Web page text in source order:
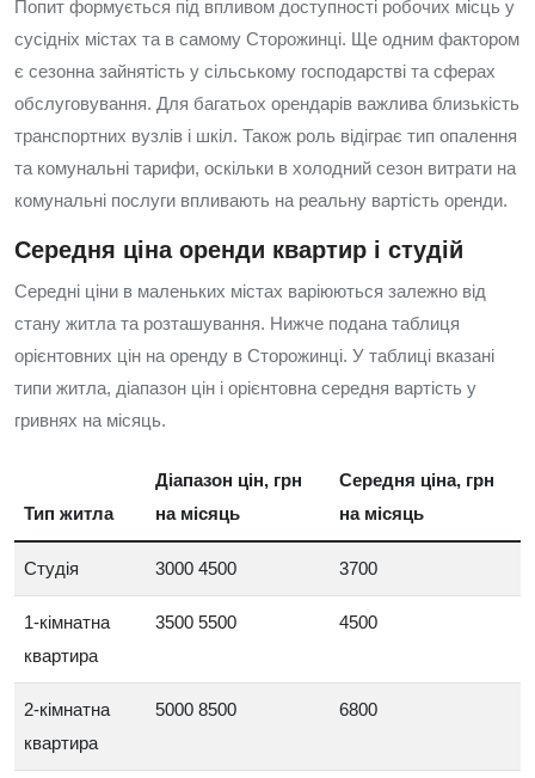
Попит формується під впливом доступності робочих місць у
сусідніх містах та в самому Сторожинці. Ще одним фактором
є сезонна зайнятість у сільському господарстві та сферах
обслуговування. Для багатьох орендарів важлива близькість
транспортних вузлів і шкіл. Також роль відіграє тип опалення
та комунальні тарифи, оскільки в холодний сезон витрати на
комунальні послуги впливають на реальну вартість оренди.
Середня ціна оренди квартир і студій
Середні ціни в маленьких містах варіюються залежно від
стану житла та розташування. Нижче подана таблиця
орієнтовних цін на оренду в Сторожинці. У таблиці вказані
типи житла, діапазон цін і орієнтовна середня вартість у
гривнях на місяць.
Тип житла
Діапазон цін, грн
на місяць
Середня ціна, грн
на місяць
Студія 3000 4500 3700
1-кімнатна
квартира
3500 5500 4500
2-кімнатна
квартира
5000 8500 6800